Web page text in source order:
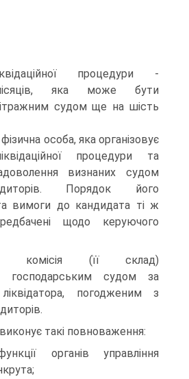
процедури -
яка може бути
судом ще на шість
особа, яка організовує
процедури та
визнаних судом
Порядок його
вимоги до кандидата ті ж
щодо керуючого
комісія (її склад)
господарським судом за
погодженим з
такі повноваження:
органів управління